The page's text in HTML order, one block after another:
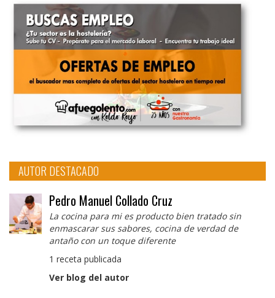
AUTOR DESTACADO
Pedro Manuel Collado Cruz
La cocina para mi es producto bien tratado sin
enmascarar sus sabores, cocina de verdad de
antaño con un toque diferente
1 receta publicada
Ver blog del autor